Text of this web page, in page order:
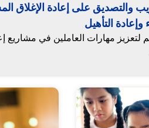
والتصديق على إعادة الإغلاق
مهارات العاملين في مشاريع